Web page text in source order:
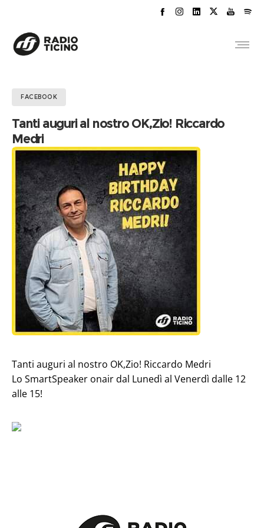
FACEBOOK
Tanti auguri al nostro OK,Zio! Riccardo
Medri
Tanti auguri al nostro OK,Zio! Riccardo Medri
Lo SmartSpeaker onair dal Lunedì al Venerdì dalle 12
alle 15!